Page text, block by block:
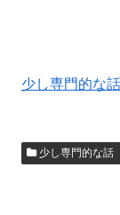
少し専門的な
少し専門的な話